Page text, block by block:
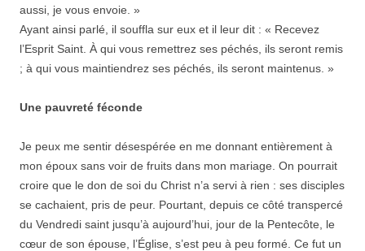
aussi, je vous envoie. »
Ayant ainsi parlé, il souffla sur eux et il leur dit : « Recevez
l’Esprit Saint. À qui vous remettrez ses péchés, ils seront remis
; à qui vous maintiendrez ses péchés, ils seront maintenus. »
Une pauvreté féconde
Je peux me sentir désespérée en me donnant entièrement à
mon époux sans voir de fruits dans mon mariage. On pourrait
croire que le don de soi du Christ n’a servi à rien : ses disciples
se cachaient, pris de peur. Pourtant, depuis ce côté transpercé
du Vendredi saint jusqu’à aujourd’hui, jour de la Pentecôte, le
cœur de son épouse, l’Église, s’est peu à peu formé. Ce fut un